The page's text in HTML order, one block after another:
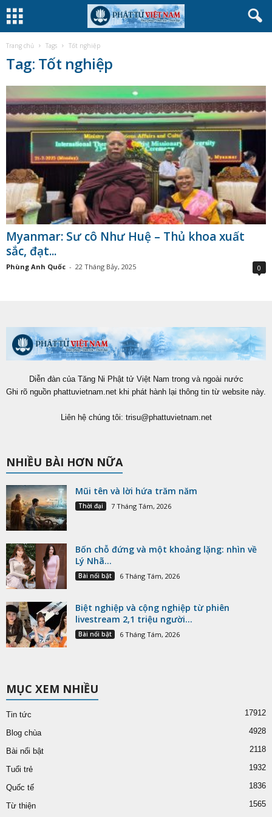
Trang chủ Tags Tốt nghiệp
Tag: Tốt nghiệp
Myanmar: Sư cô Như Huệ – Thủ khoa xuất
sắc, đạt...
Phùng Anh Quốc - 22 Tháng Bảy, 2025 0
Diễn đàn của Tăng Ni Phật tử Việt Nam trong và ngoài nước
Ghi rõ nguồn phattuvietnam.net khi phát hành lại thông tin từ website này.
Liên hệ chúng tôi: trisu@phattuvietnam.net
NHIỀU BÀI HƠN NỮA
Mũi tên và lời hứa trăm năm
Thời đại 7 Tháng Tám, 2026
Bốn chỗ đứng và một khoảng lặng: nhìn về
Lý Nhã...
Bài nổi bật 6 Tháng Tám, 2026
Biệt nghiệp và cộng nghiệp từ phiên
livestream 2,1 triệu người...
Bài nổi bật 6 Tháng Tám, 2026
MỤC XEM NHIỀU
Tin tức 17912
Blog chùa 4928
Bài nổi bật 2118
Tuổi trẻ 1932
Quốc tế 1836
Từ thiện 1565